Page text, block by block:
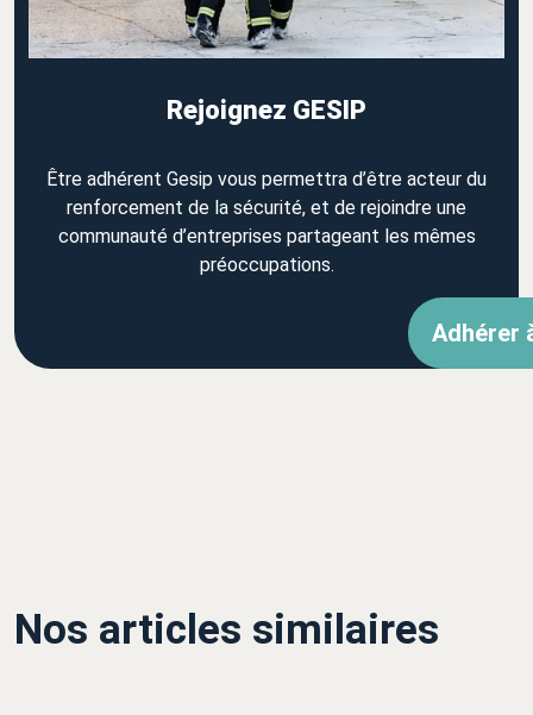
Rejoignez GESIP
Être adhérent Gesip vous permettra d’être acteur du
renforcement de la sécurité, et de rejoindre une
communauté d’entreprises partageant les mêmes
préoccupations.
Adhérer
Nos articles similaires